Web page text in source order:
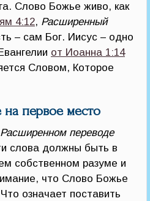
Слово Божье живо, как
4:12, Расширенный
– сам Бог. Иисус – одно
от Иоанна 1:14
Словом, Которое
первое место
Расширенном переводе
слова должны быть в
собственном разуме и
что Слово Божье
означает поставить